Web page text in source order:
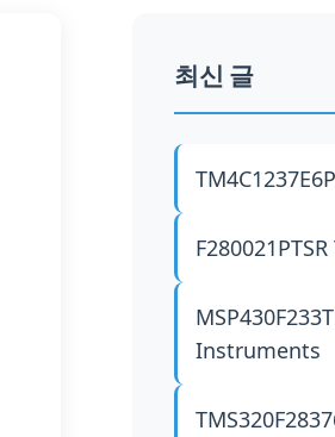
최신 글
F280021PTSR
Instruments